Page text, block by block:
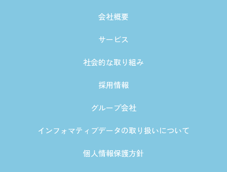
会社概要
サービス
社会的な取り組み
採用情報
グループ会社
インフォマティブデータの取り扱いについて
個人情報保護方針